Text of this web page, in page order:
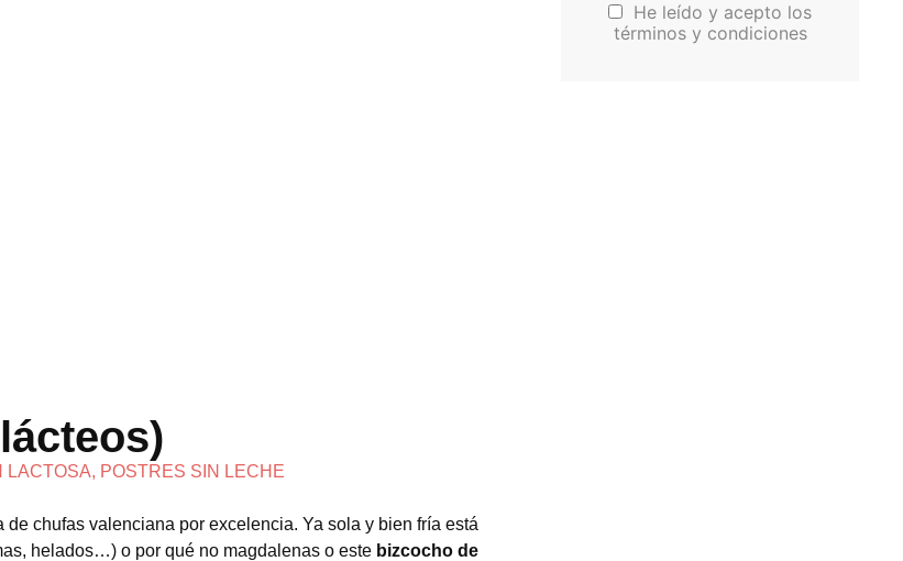
LACTOSA, POSTRES SIN LECHE
chufas valenciana por excelencia. Ya sola y bien fría está
helados…) o por qué no magdalenas o este bizcocho de
He leído y acepto los
términos y condiciones